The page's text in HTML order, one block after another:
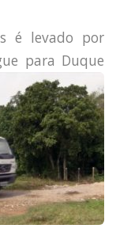
é levado por
para Duque